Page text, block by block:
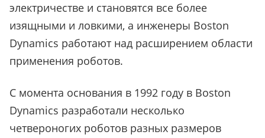
электричестве и становятся все более
изящными и ловкими, а инженеры Boston
Dynamics работают над расширением области
применения роботов.
С момента основания в 1992 году в Boston
Dynamics разработали несколько
четвероногих роботов разных размеров